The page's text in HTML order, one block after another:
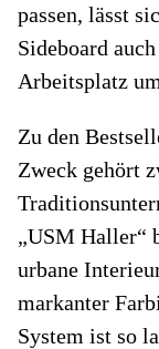
passen, lässt
Sideboard
Arbeitsplatz
Zu den
Zweck gehört
„USM Haller“
urbane
markanter
System ist so